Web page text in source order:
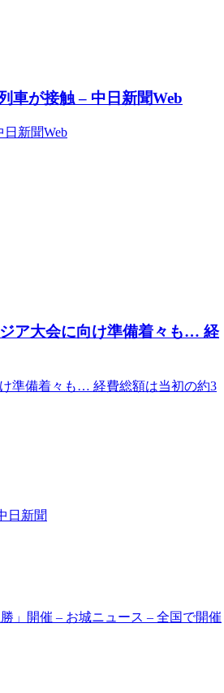
車が接触 – 中日新聞Web
新聞Web
ア大会に向け準備着々も… 経
準備着々も… 経費総額は当初の約3
日新聞
」開催 – お城ニュース – 全国で開催